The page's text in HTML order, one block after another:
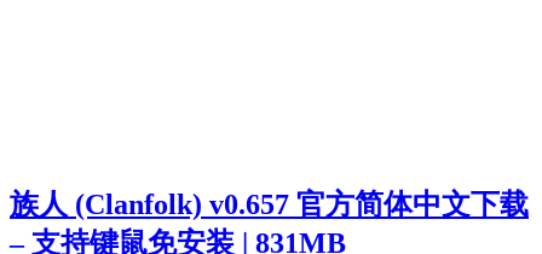
族人 (Clanfolk) v0.657 官方简体中文下载
– 支持键鼠免安装 | 831MB